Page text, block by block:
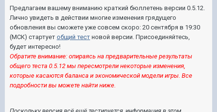
Предлагаем вашему вниманию краткий бюллетень версии 0.5.12.
Лично увидеть в действии многие изменения грядущего
обновления вы сможете уже совсем скоро: 20 сентября в 19:30
(МСК) стартует общий тест новой версии. Присоединяйтесь,
будет интересно!
Обратите внимание: опираясь на предварительные результаты
общего теста 0.5.12 мы пересмотрели некоторые изменения,
которые касаются баланса и экономической модели игры. Все
подробности вы можете найти ниже.